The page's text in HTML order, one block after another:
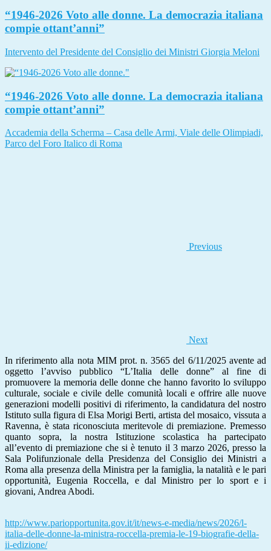
“1946-2026 Voto alle donne. La democrazia italiana
compie ottant’anni”
Intervento del Presidente del Consiglio dei Ministri Giorgia Meloni
“1946-2026 Voto alle donne. La democrazia italiana
compie ottant’anni”
Accademia della Scherma – Casa delle Armi, Viale delle Olimpiadi,
Parco del Foro Italico di Roma
Previous
Next
In riferimento alla nota MIM prot. n. 3565 del 6/11/2025 avente ad
oggetto l’avviso pubblico “L’Italia delle donne” al fine di
promuovere la memoria delle donne che hanno favorito lo sviluppo
culturale, sociale e civile delle comunità locali e offrire alle nuove
generazioni modelli positivi di riferimento, la candidatura del nostro
Istituto sulla figura di Elsa Morigi Berti, artista del mosaico, vissuta a
Ravenna, è stata riconosciuta meritevole di premiazione. Premesso
quanto sopra, la nostra Istituzione scolastica ha partecipato
all’evento di premiazione che si è tenuto il 3 marzo 2026, presso la
Sala Polifunzionale della Presidenza del Consiglio dei Ministri a
Roma alla presenza della Ministra per la famiglia, la natalità e le pari
opportunità, Eugenia Roccella, e dal Ministro per lo sport e i
giovani, Andrea Abodi.
http://www.pariopportunita.gov.it/it/news-e-media/news/2026/l-
italia-delle-donne-la-ministra-roccella-premia-le-19-biografie-della-
ii-edizione/